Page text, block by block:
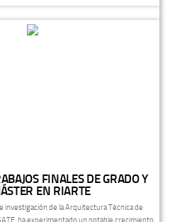
FINALES DE GRADO Y
EN RIARTE
investigación de la Arquitectura Técnica de
ha experimentado un notable crecimiento.